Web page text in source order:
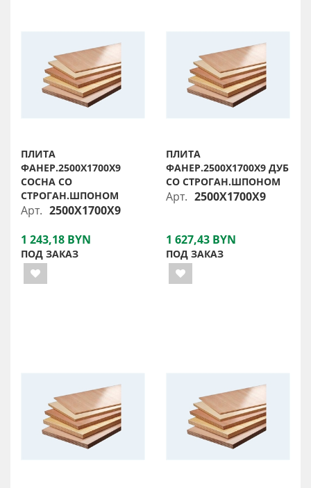
ПЛИТА
ФАНЕР.2500X1700X9
СОСНА СО
СТРОГАН.ШПОНОМ
Арт. 2500X1700X9
1 243,18 BYN
ПОД ЗАКАЗ
ПЛИТА
ФАНЕР.2500X1700X9 ДУБ
СО СТРОГАН.ШПОНОМ
Арт. 2500X1700X9
1 627,43 BYN
ПОД ЗАКАЗ